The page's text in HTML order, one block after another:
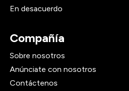
En desacuerdo
Compañía
Sobre nosotros
Anúnciate con nosotros
Contáctenos